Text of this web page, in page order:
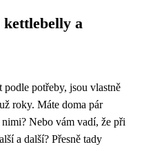
a
podle potřeby, jsou vlastně
roky. Máte doma pár
Nebo vám vadí, že při
a další? Přesně tady